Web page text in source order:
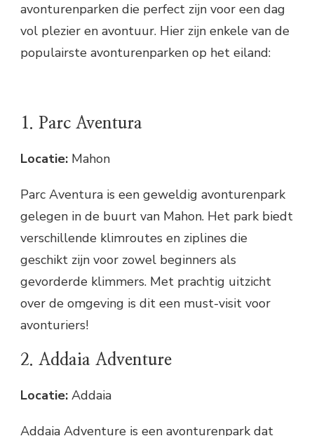
avonturenparken die perfect zijn voor een dag
vol plezier en avontuur. Hier zijn enkele van de
populairste avonturenparken op het eiland:
1. Parc Aventura
Locatie: Mahon
Parc Aventura is een geweldig avonturenpark
gelegen in de buurt van Mahon. Het park biedt
verschillende klimroutes en ziplines die
geschikt zijn voor zowel beginners als
gevorderde klimmers. Met prachtig uitzicht
over de omgeving is dit een must-visit voor
avonturiers!
2. Addaia Adventure
Locatie: Addaia
Addaia Adventure is een avonturenpark dat